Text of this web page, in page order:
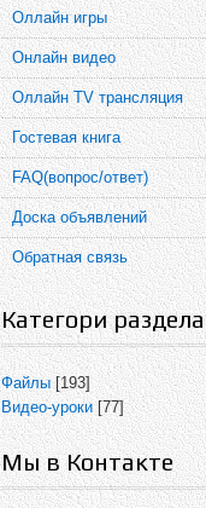
Оллайн игры
Онлайн видео
Оллайн TV трансляция
Гостевая книга
FAQ(вопрос/ответ)
Доска объявлений
Обратная связь
Категори раздела
Файлы [193]
Видео-уроки [77]
Мы в Контакте